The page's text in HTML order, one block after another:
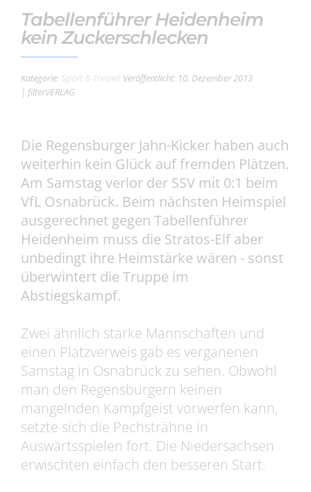
Tabellenführer Heidenheim
kein Zuckerschlecken
Kategorie: Sport & Freizeit Veröffentlicht: 10. Dezember 2013
| filterVERLAG
Die Regensburger Jahn-Kicker haben auch
weiterhin kein Glück auf fremden Plätzen.
Am Samstag verlor der SSV mit 0:1 beim
VfL Osnabrück. Beim nächsten Heimspiel
ausgerechnet gegen Tabellenführer
Heidenheim muss die Stratos-Elf aber
unbedingt ihre Heimstärke wären - sonst
überwintert die Truppe im
Abstiegskampf.
Zwei ähnlich starke Mannschaften und
einen Platzverweis gab es verganenen
Samstag in Osnabrück zu sehen. Obwohl
man den Regensburgern keinen
mangelnden Kampfgeist vorwerfen kann,
setzte sich die Pechsträhne in
Auswärtsspielen fort. Die Niedersachsen
erwischten einfach den besseren Start.